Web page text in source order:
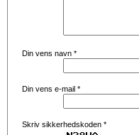
Din vens navn *
Din vens e-mail *
Skriv sikkerhedskoden *